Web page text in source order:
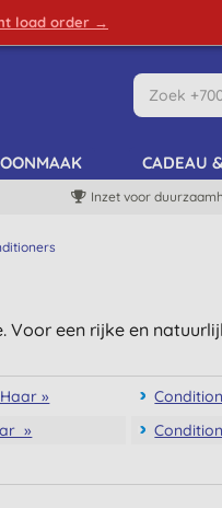
load order →
CADEAU
Inzet voor
een rijke en
»
»